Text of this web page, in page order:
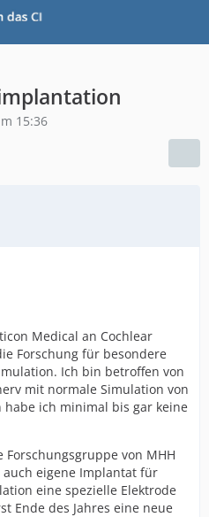
15:36
Medical an Cochlear
Forschung für besondere
Ich bin betroffen von
mit normale Simulation von
habe ich minimal bis gar keine
von MHH
eigene Implantat für
eine spezielle Elektrode
Ende des Jahres eine neue